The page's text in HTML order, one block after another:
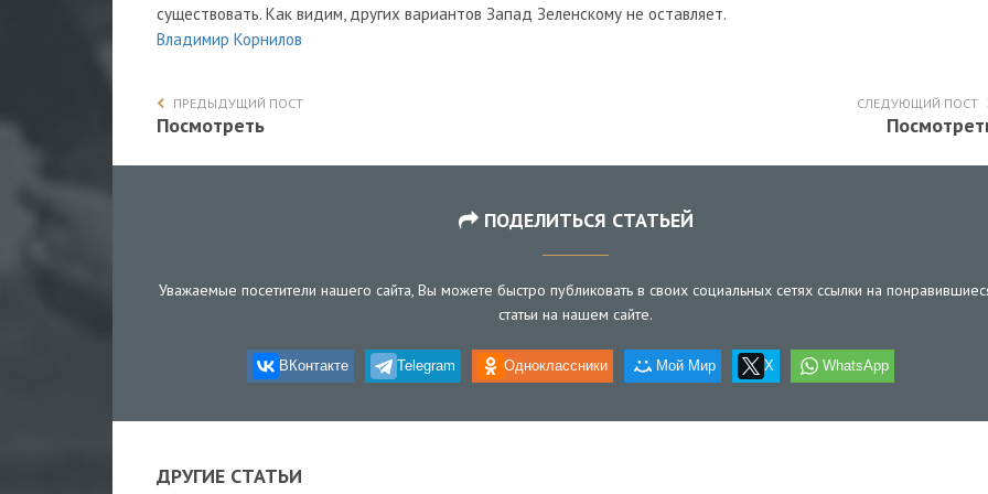
существовать. Как видим, других вариантов Запад Зеленскому не оставляет.
Владимир Корнилов
ПРЕДЫДУЩИЙ ПОСТ
Посмотреть
СЛЕДУЮЩИЙ ПОСТ
ПОДЕЛИТЬСЯ СТАТЬЕЙ
Уважаемые посетители нашего сайта, Вы можете быстро публиковать в своих социальных сетях ссылки на
статьи на нашем сайте.
ВКонтакте Telegram Одноклассники Мой Мир X WhatsApp
ДРУГИЕ СТАТЬИ